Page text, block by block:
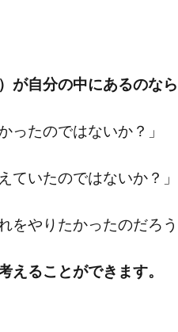
が自分の中にあるのな
ったのではないか？」
ていたのではないか？」
をやりたかったのだろう
えることができます。